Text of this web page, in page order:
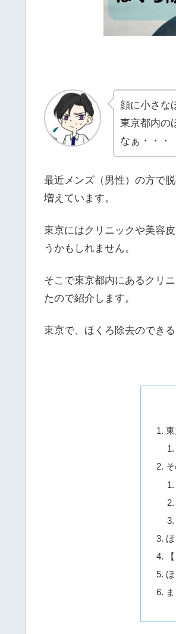
顔に小さな
東京都内の
なぁ・・・
最近メンズ（男性）の方で
増えています。
東京にはクリニックや美容
うかもしれません。
そこで東京都内にあるクリ
たので紹介します。
東京で、ほくろ除去のでき